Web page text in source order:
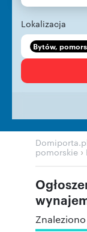
Lokalizacja
Bytów,
pomorskie ›
Znaleziono